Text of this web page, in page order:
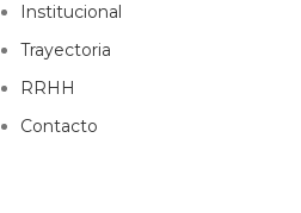
Institucional
Trayectoria
RRHH
Contacto